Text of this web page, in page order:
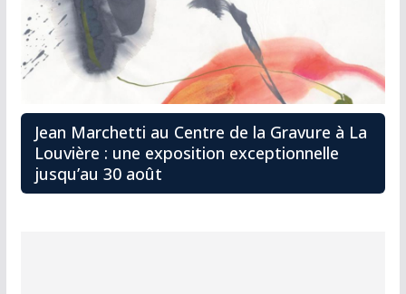
Jean Marchetti au Centre de la Gravure à La
Louvière : une exposition exceptionnelle
jusqu’au 30 août